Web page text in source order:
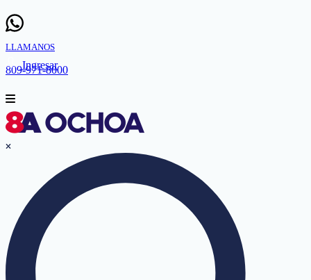
LLAMANOS
809-971-8000
Ingresar